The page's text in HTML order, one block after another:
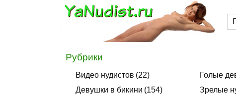
Рубрики
Видео нудистов 22 Голые
Девушки в бикини 154 Зрелые